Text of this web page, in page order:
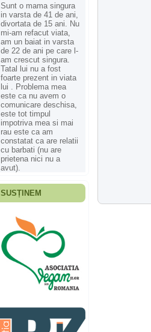
Sunt o mama singura
in varsta de 41 de ani,
divortata de 15 ani. Nu
mi-am refacut viata,
am un baiat in varsta
de 22 de ani pe care l-
am crescut singura.
Tatal lui nu a fost
foarte prezent in viata
lui . Problema mea
este ca nu avem o
comunicare deschisa,
este tot timpul
impotriva mea si mai
rau este ca am
constatat ca are relatii
cu barbati (nu are
prietena nici nu a
avut).
Fiica mea s-a nascut
ani, privind in urma
realizez cat de multe
greseli am facut in
educatia si cresterea
ei, am fost o mama
egoista, preocupata
de implinirea
profesionala, cand ea
era mica am neglijat-
agresiva, orice
greseala era taxata cu
o palma sau pedepse.
SUSȚINEM